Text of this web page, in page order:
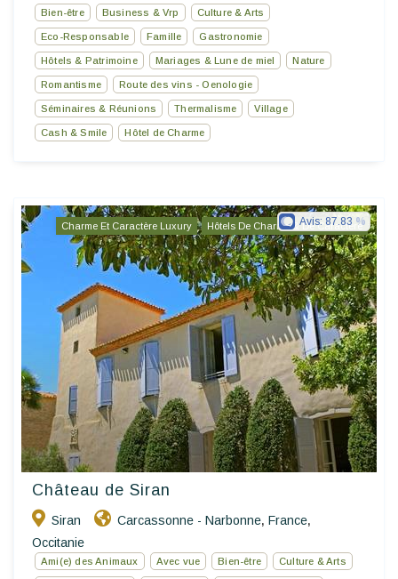
Bien-être Business & Vrp Culture & Arts
Eco-Responsable Famille Gastronomie
Hôtels & Patrimoine Mariages & Lune de miel Nature
Romantisme Route des vins - Oenologie
Séminaires & Réunions Thermalisme Village
Cash & Smile Hôtel de Charme
Charme Et Caractère Luxury Hôtels De Charme & De Caractère
Château de Siran
Siran Carcassonne - Narbonne, France,
Occitanie
Avis: 87.83
Ami(e) des Animaux Avec vue Bien-être Culture & Arts